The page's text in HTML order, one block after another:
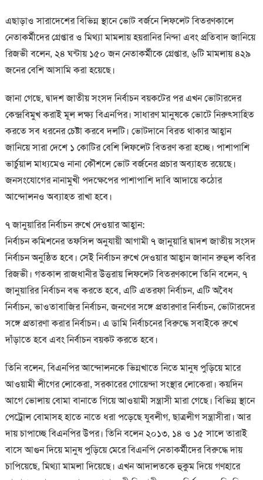
এছাড়াও সারাদেশের বিভিন্ন স্থানে ভোট বর্জনে লিফলেট বিতরণকালে
নেতাকর্মীদের গ্রেপ্তার ও মিথ্যা মামলায় হয়রানির নিন্দা এবং প্রতিবাদ জানিয়ে
রিজভী বলেন, ২৪ ঘন্টায় ১৫০ জন নেতাকর্মীকে গ্রেপ্তার, ৬টি মামলায় ৪২৯
জনের বেশি আসামি করা হয়েছে।
জানা গেছে, দ্বাদশ জাতীয় সংসদ নির্বাচন বয়কটের পর এখন ভোটারদের
কেন্দ্রবিমুখ করাই মূল লক্ষ্য বিএনপির। সাধারণ মানুষকে ভোটে নিরুৎসাহিত
করতে সব ধরনের চেষ্টা করবে দলটি। ভোটদানে বিরত থাকার আহ্বান
জানিয়ে সারা দেশে ১ কোটির বেশি লিফলেট বিতরণ করা হচ্ছে। পাশাপাশি
ভার্চুয়াল মাধ্যমেও নানা কৌশলে ভোট বর্জনের প্রচার অব্যাহত রয়েছে।
জনসংযোগের নানামুখী পদক্ষেপের পাশাপাশি দাবি আদায়ে কঠোর
আন্দোলনও অব্যাহত রাখা হবে।
৭ জানুয়ারির নির্বাচন রুখে দেওয়ার আহ্বান:
নির্বাচন কমিশনের তফসিল অনুযায়ী আগামী ৭ জানুয়ারি দ্বাদশ জাতীয় সংসদ
নির্বাচন অনুষ্ঠিত হবে। সেই নির্বাচন রুখে দেওয়ার আহ্বান জানান রুহুল কবির
রিজভী। গতকাল রাজধানীর উত্তরায় লিফলেট বিতরণকালে তিনি বলেন, ৭
জানুয়ারির নির্বাচন বন্ধ করতে হবে, এটি এতরফা নির্বাচন, এটি অবৈধ
নির্বাচন, ভাওতাবাজির নির্বাচন, জনণের সঙ্গে প্রতারণার নির্বাচন, ভোটারদের
সঙ্গে প্রতারণা করার নির্বাচন। এ ডামি নির্বাচনের বিরুদ্ধে সবাইকে রুখে
দাঁড়াতে হবে এবং নির্বাচন বয়কট করতে হবে।
তিনি বলেন, বিএনপির আন্দোলনকে ভিন্নখাতে নিতে মানুষ পুড়িয়ে মারে
আওয়ামী লীগের লোকেরা, সরকারের গোয়েন্দা সংস্থার লোকেরা। কয়দিন
আগে ভোলায় বোমা বানাতে গিয়ে আওয়ামী সন্ত্রাসী মারা গেছে। বিভিন্ন স্থানে
পেট্রোল বোমাসহ হাতে নাতে ধরা পড়েছে যুবলীগ, ছাত্রলীগ সন্ত্রাসীরা। আর
দায় চাপাচ্ছে বিএনপির উপর। তিনি বলেন ২০১৩, ১৪ ও ১৫ সালে তারাই
বাসে আগুন দিয়ে মানুষ পুড়িয়ে মেরে বিএনপি নেতাকর্মীদের বিরুদ্ধে দায়
চাপিয়েছে, মিথ্যা মামলা দিয়েছে। এখন আদালতকে হুকুম দিয়ে গণহারে